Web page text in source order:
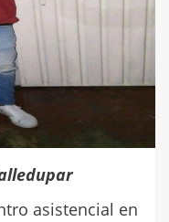
asistencial en